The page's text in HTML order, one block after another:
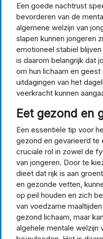
Een goede nachtrust
bevorderen van de
algemene welzijn van
slapen kunnen jongeren
emotioneel stabiel
is daarom belangrijk dat
om hun lichaam en
uitdagingen van het
veerkracht kunnen
Eet gezond en
Een essentiële tip voor
gezond en gevarieerd te
cruciale rol in zowel de
van jongeren. Door te
dieet dat rijk is aan
en gezonde vetten,
op peil houden en zich
van voedzame
gezond lichaam, maar
algehele mentale welzijn